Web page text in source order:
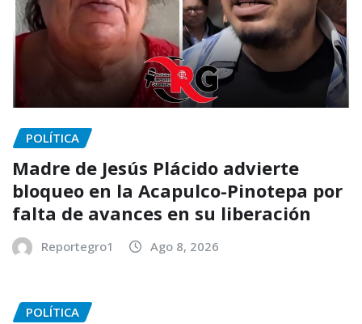
POLÍTICA
Madre de Jesús Plácido advierte
bloqueo en la Acapulco-Pinotepa por
falta de avances en su liberación
Reportegro1 Ago 8, 2026
POLÍTICA